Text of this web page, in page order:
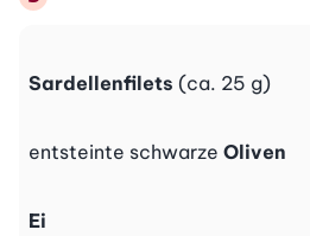
Sardellenfilets (ca. 25 g)
entsteinte schwarze Oliven
Ei